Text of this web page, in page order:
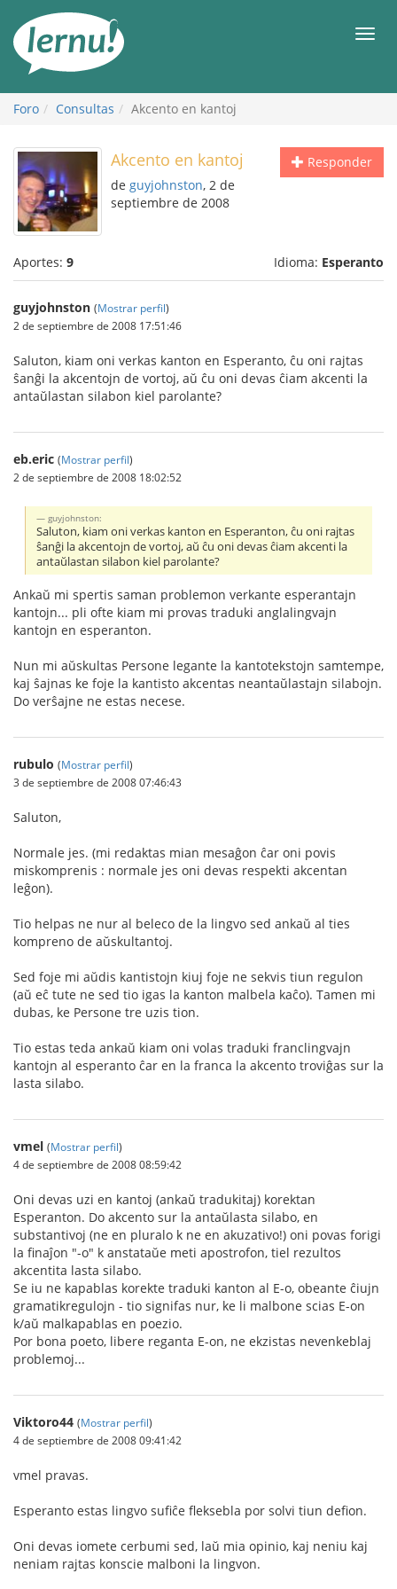
Foro Consultas Akcento en kantoj
Responder
Akcento en kantoj
de guyjohnston, 2 de
septiembre de 2008
Aportes: 9 Idioma: Esperanto
guyjohnston (Mostrar perfil)
2 de septiembre de 2008 17:51:46
Saluton, kiam oni verkas kanton en Esperanto, ĉu oni rajtas
ŝanĝi la akcentojn de vortoj, aŭ ĉu oni devas ĉiam akcenti la
antaŭlastan silabon kiel parolante?
eb.eric (Mostrar perfil)
2 de septiembre de 2008 18:02:52
guyjohnston:
Saluton, kiam oni verkas kanton en Esperanton, ĉu oni rajtas
ŝanĝi la akcentojn de vortoj, aŭ ĉu oni devas ĉiam akcenti la
antaŭlastan silabon kiel parolante?
Ankaŭ mi spertis saman problemon verkante esperantajn
kantojn... pli ofte kiam mi provas traduki anglalingvajn
kantojn en esperanton.
Nun mi aŭskultas Persone legante la kantotekstojn samtempe,
kaj ŝajnas ke foje la kantisto akcentas neantaŭlastajn silabojn.
Do verŝajne ne estas necese.
rubulo (Mostrar perfil)
3 de septiembre de 2008 07:46:43
Saluton,
Normale jes. (mi redaktas mian mesaĝon ĉar oni povis
miskomprenis : normale jes oni devas respekti akcentan
leĝon).
Tio helpas ne nur al beleco de la lingvo sed ankaŭ al ties
kompreno de aŭskultantoj.
Sed foje mi aŭdis kantistojn kiuj foje ne sekvis tiun regulon
(aŭ eĉ tute ne sed tio igas la kanton malbela kaĉo). Tamen mi
dubas, ke Persone tre uzis tion.
Tio estas teda ankaŭ kiam oni volas traduki franclingvajn
kantojn al esperanto ĉar en la franca la akcento troviĝas sur la
lasta silabo.
vmel (Mostrar perfil)
4 de septiembre de 2008 08:59:42
Oni devas uzi en kantoj (ankaŭ tradukitaj) korektan
Esperanton. Do akcento sur la antaŭlasta silabo, en
substantivoj (ne en pluralo k ne en akuzativo!) oni povas forigi
la finaĵon "-o" k anstataŭe meti apostrofon, tiel rezultos
akcentita lasta silabo.
Se iu ne kapablas korekte traduki kanton al E-o, obeante ĉiujn
gramatikregulojn - tio signifas nur, ke li malbone scias E-on
k/aŭ malkapablas en poezio.
Por bona poeto, libere reganta E-on, ne ekzistas nevenkeblaj
problemoj...
Viktoro44 (Mostrar perfil)
4 de septiembre de 2008 09:41:42
vmel pravas.
Esperanto estas lingvo sufiĉe fleksebla por solvi tiun defion.
Oni devas iomete cerbumi sed, laŭ mia opinio, kaj neniu kaj
neniam rajtas konscie malboni la lingvon.